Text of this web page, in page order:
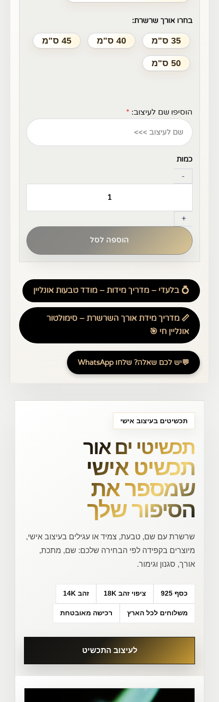
בחרו אורך שרשרת:
35 ס"מ 40 ס"מ 45 ס"מ
50 ס"מ
הוסיפו שם לעיצוב: *
-
+
הוספה לסל
💍 בלעדי – מדריך מידות – מודד טבעות אונליין
📏 מדריך מידת אורך השרשרת – סימולטור
אונליין חי 🎯
💬יש לכם שאלה? שלחו WhatsApp
תכשיטים בעיצוב אישי
תכשיטי ים אור
תכשיט אישי
שמספר את
הסיפור שלך
שרשרת עם שם, טבעת, צמיד או עגילים בעיצוב אישי,
מיוצרים בקפידה לפי הבחירה שלכם: שם, מתכת,
אורך, סגנון וגימור.
כסף 925 ציפוי זהב 18K זהב 14K
משלוחים לכל הארץ רכישה מאובטחת
לעיצוב התכשיט